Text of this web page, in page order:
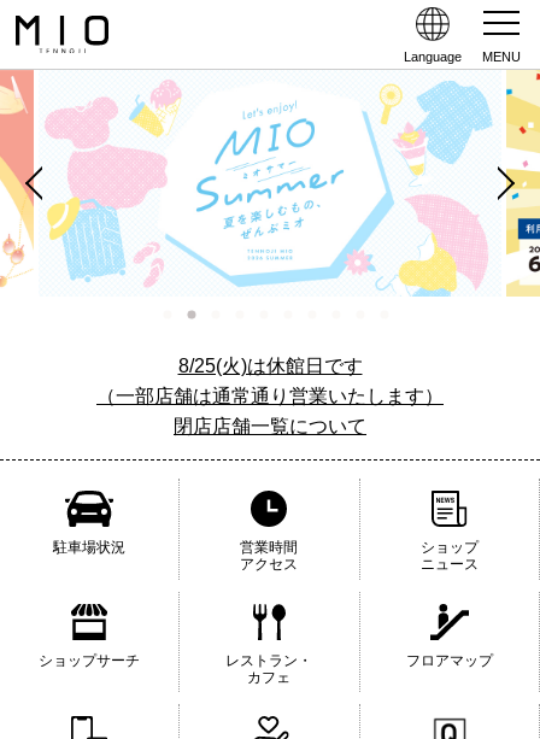
Language MENU
8/25(火)は休館日です
（一部店舗は通常通り営業いたします）
閉店店舗一覧について
駐車場状況
営業時間
アクセス
ショップ
ニュース
ショップサーチ
レストラン・
カフェ
フロアマップ